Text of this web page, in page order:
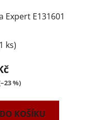
Expert E131601
ks)
%)
DO KOŠÍKU